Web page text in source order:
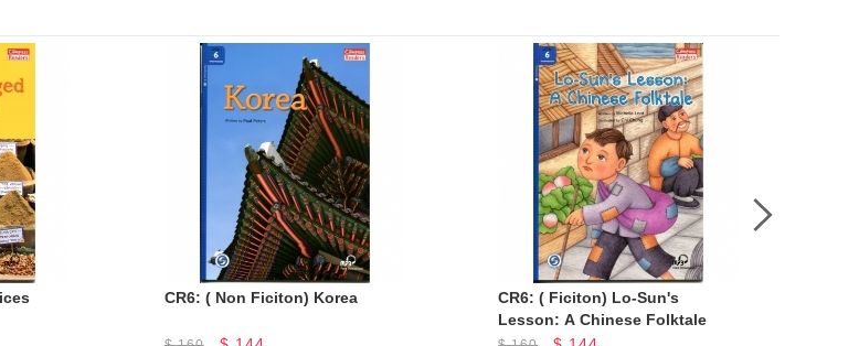
CR6: ( Non Ficiton) Korea
CR6: ( Ficiton) Lo-Sun's
Lesson: A Chinese Folktale